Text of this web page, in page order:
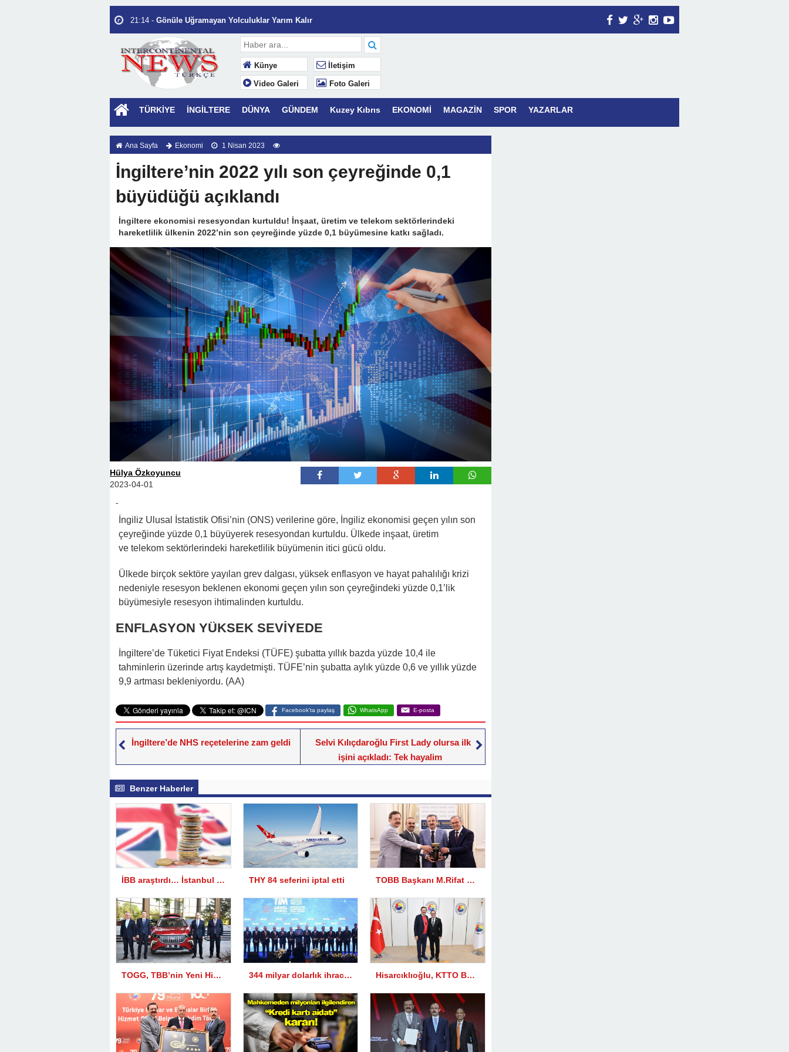
21:14 - Gönüle Uğramayan Yolculuklar Yarım Kalır
14:02 -Kalbin Eşiğinde Bekleyen Ahlâk
10:40 -Seni Allah İçin Seviyorum.
12:56 -İnsanı Değerli Kılan, İnsanı Yaşamaktır.
“Hormonların Fısıltısı”
14:58 -Ey yâr…
22:30 -Türkiye PV Pazarında “Saatlik Mahsuplaşma” Dönemi: Azalan Yatırım Getirisini (ROI) C&I Enerji
Depolama Nasıl Kurtarıyor?
Künye İletişim
Video Galeri Foto Galeri
TÜRKİYE İNGİLTERE DÜNYA GÜNDEM Kuzey Kıbrıs EKONOMİ MAGAZİN SPOR YAZARLAR
Ana Sayfa Ekonomi 1 Nisan 2023
İngiltere’nin 2022 yılı son çeyreğinde 0,1
büyüdüğü açıklandı
İngiltere ekonomisi resesyondan kurtuldu! İnşaat, üretim ve telekom sektörlerindeki
hareketlilik ülkenin 2022’nin son çeyreğinde yüzde 0,1 büyümesine katkı sağladı.
Hülya Özkoyuncu
2023-04-01
-
İngiliz Ulusal İstatistik Ofisi’nin (ONS) verilerine göre, İngiliz ekonomisi geçen yılın son
çeyreğinde yüzde 0,1 büyüyerek resesyondan kurtuldu. Ülkede inşaat, üretim
ve telekom sektörlerindeki hareketlilik büyümenin itici gücü oldu.
Ülkede birçok sektöre yayılan grev dalgası, yüksek enflasyon ve hayat pahalılığı krizi
nedeniyle resesyon beklenen ekonomi geçen yılın son çeyreğindeki yüzde 0,1’lik
büyümesiyle resesyon ihtimalinden kurtuldu.
ENFLASYON YÜKSEK SEVİYEDE
İngiltere’de Tüketici Fiyat Endeksi (TÜFE) şubatta yıllık bazda yüzde 10,4 ile
tahminlerin üzerinde artış kaydetmişti. TÜFE’nin şubatta aylık yüzde 0,6 ve yıllık yüzde
9,9 artması bekleniyordu. (AA)
Facebook'ta paylaş WhatsApp E-posta
İngiltere’de NHS reçetelerine zam geldi
Selvi Kılıçdaroğlu First Lady olursa ilk
işini açıkladı: Tek hayalim
Benzer Haberler
İBB araştırdı… İstanbul Londra’yı solladı THY 84 seferini iptal etti TOBB Başkanı M.Rifat Hisarcıklıoğlu OSBÜK Genişletilmiş Yönetim Kurulu Toplantısına katıldı
TOGG, TBB’nin Yeni Hizmet Aracı Olarak Kullanılacak 344 milyar dolarlık ihracatın şampiyonları ödüllerini Cumhurbaşkanı Erdoğan’dan aldı Hisarcıklıoğlu, KTTO Başkanı Turgay Deniz’le görüştü